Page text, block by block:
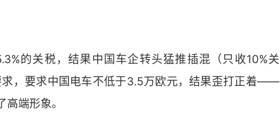
的关税，结果中国车企转头猛推插混（只收10%关
，要求中国电车不低于3.5万欧元，结果歪打正着——
端形象。